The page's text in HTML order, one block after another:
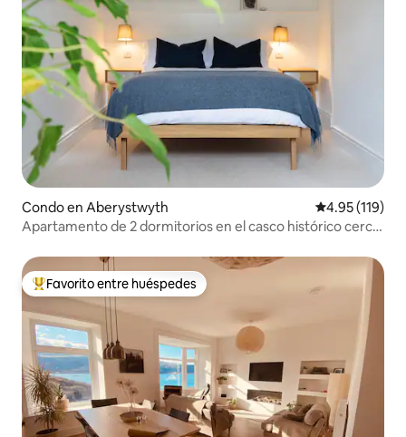
Condo en Aberystwyth Calificación
4.95 (119)
Apartamento de 2 dormitorios en el casco histórico cerca
Favorito entre huéspedes preferido
Favorito entre huéspedes